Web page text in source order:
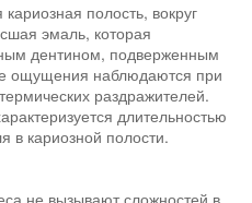
полость, вокруг
эмаль, которая
дентином, подверженным
ощущения наблюдаются при
раздражителей.
длительностью
в кариозной полости.